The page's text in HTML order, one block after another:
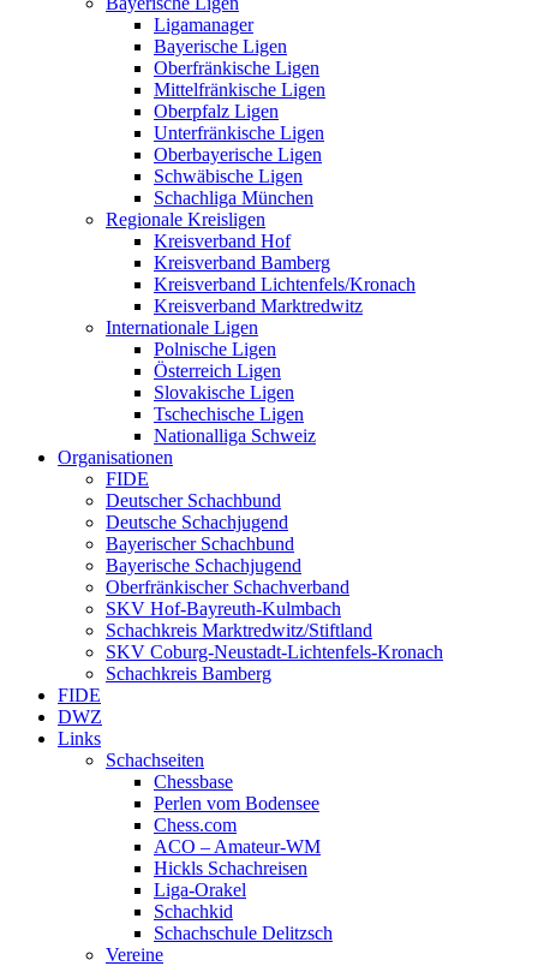
Ligamanager
Bayerische Ligen
Oberfränkische Ligen
Mittelfränkische Ligen
Oberpfalz Ligen
Unterfränkische Ligen
Oberbayerische Ligen
Schwäbische Ligen
Schachliga München
Regionale Kreisligen
Kreisverband Hof
Kreisverband Bamberg
Kreisverband Lichtenfels/Kronach
Kreisverband Marktredwitz
Internationale Ligen
Polnische Ligen
Österreich Ligen
Slovakische Ligen
Tschechische Ligen
Nationalliga Schweiz
Organisationen
FIDE
Deutscher Schachbund
Deutsche Schachjugend
Bayerischer Schachbund
Bayerische Schachjugend
Oberfränkischer Schachverband
SKV Hof-Bayreuth-Kulmbach
Schachkreis Marktredwitz/Stiftland
SKV Coburg-Neustadt-Lichtenfels-Kronach
Schachkreis Bamberg
FIDE
DWZ
Links
Schachseiten
Chessbase
Perlen vom Bodensee
Chess.com
ACO – Amateur-WM
Hickls Schachreisen
Liga-Orakel
Schachkid
Schachschule Delitzsch
Vereine